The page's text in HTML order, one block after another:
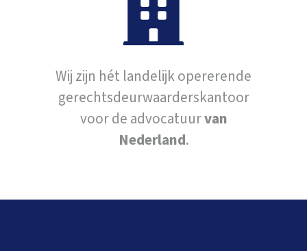
Wij zijn hét landelijk opererende
gerechtsdeurwaarderskantoor
voor de advocatuurvan
Nederland.